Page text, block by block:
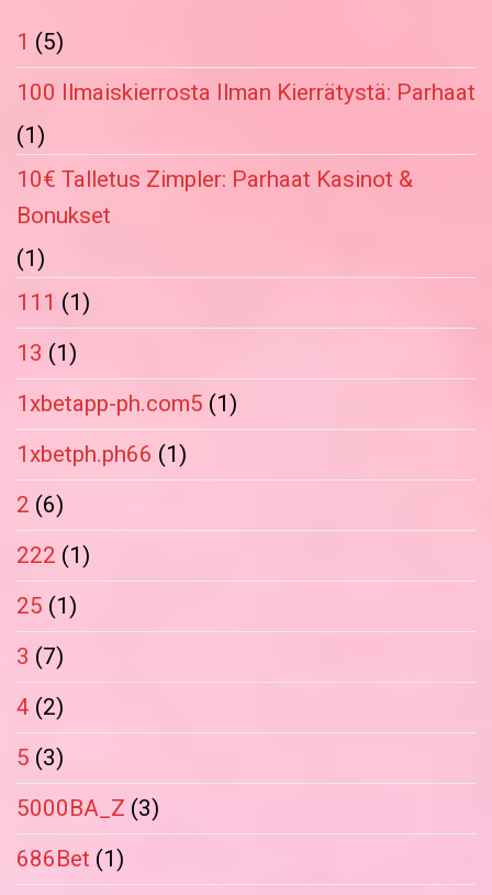
1 (5)
100 Ilmaiskierrosta Ilman Kierrätystä: Parhaat
(1)
10€ Talletus Zimpler: Parhaat Kasinot &
Bonukset
(1)
111 (1)
13 (1)
1xbetapp-ph.com5 (1)
1xbetph.ph66 (1)
2 (6)
222 (1)
25 (1)
3 (7)
4 (2)
5 (3)
5000BA_Z (3)
686Bet (1)